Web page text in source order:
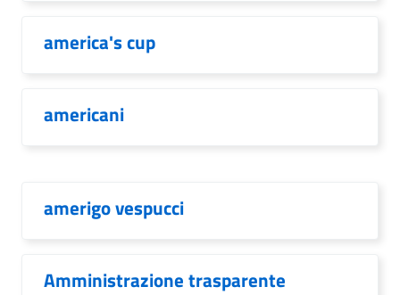
america's cup
americani
amerigo vespucci
Amministrazione trasparente